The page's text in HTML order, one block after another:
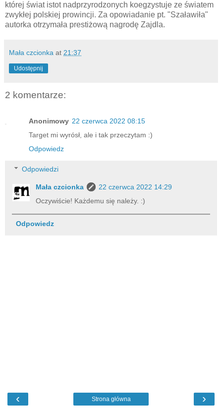
której świat istot nadprzyrodzonych koegzystuje ze światem
zwykłej polskiej prowincji. Za opowiadanie pt. "Szaławiła"
autorka otrzymała prestiżową nagrodę Zajdla.
Mała czcionka at 21:37
Udostępnij
2 komentarze:
Anonimowy 22 czerwca 2022 08:15
Target mi wyrósł, ale i tak przeczytam :)
Odpowiedz
Odpowiedzi
Mała czcionka
22 czerwca 2022 14:29
Oczywiście! Każdemu się należy. :)
Odpowiedz
‹ ›
Strona główna